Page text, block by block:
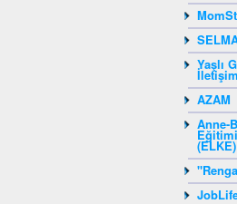
Yaşlı
AZAM
Anne-
(ELKE)